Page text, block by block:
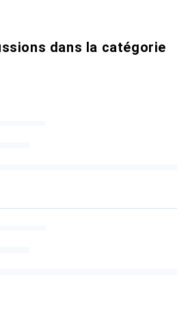
dans la catégorie